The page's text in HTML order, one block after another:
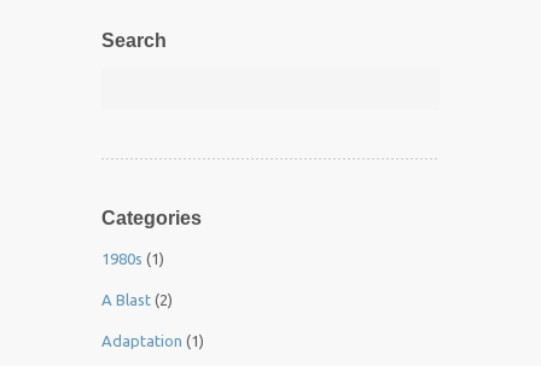
Search
Categories
1980s (1)
A Blast (2)
Adaptation (1)